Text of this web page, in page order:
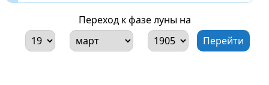
Переход к фазе луны на